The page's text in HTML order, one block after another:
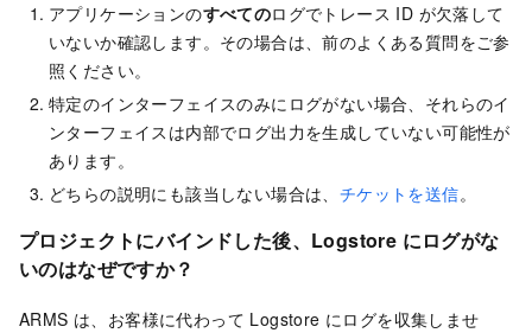
アプリケーションのすべてのログでトレース ID が欠落して
いないか確認します。その場合は、前のよくある質問をご参
照ください。
特定のインターフェイスのみにログがない場合、それらのイ
ンターフェイスは内部でログ出力を生成していない可能性が
あります。
どちらの説明にも該当しない場合は、 チケットを送信。
プロジェクトにバインドした後、Logstore にログがな
いのはなぜですか？
ARMS は、お客様に代わって Logstore にログを収集しませ